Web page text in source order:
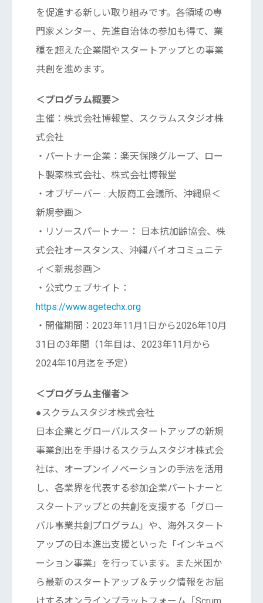
を促進する新しい取り組みです。各領域の専
門家メンター、先進自治体の参加も得て、業
種を超えた企業間やスタートアップとの事業
共創を進めます。
＜プログラム概要＞
主催：株式会社博報堂、スクラムスタジオ株
式会社
・パートナー企業：楽天保険グループ、ロー
ト製薬株式会社、株式会社博報堂
・オブザーバー : 大阪商工会議所、沖縄県＜
新規参画＞
・リソースパートナー： 日本抗加齢協会、株
式会社オースタンス、沖縄バイオコミュニテ
ィ＜新規参画＞
・公式ウェブサイト：
https://www.agetechx.org
・開催期間：2023年11月1日から2026年10月
31日の3年間（1年目は、2023年11月から
2024年10月迄を予定）
＜プログラム主催者＞
●スクラムスタジオ株式会社
日本企業とグローバルスタートアップの新規
事業創出を手掛けるスクラムスタジオ株式会
社は、オープンイノベーションの手法を活用
し、各業界を代表する参加企業パートナーと
スタートアップとの共創を支援する「グロー
バル事業共創プログラム」や、海外スタート
アップの日本進出支援といった「インキュベ
ーション事業」を行っています。また米国か
ら最新のスタートアップ＆テック情報をお届